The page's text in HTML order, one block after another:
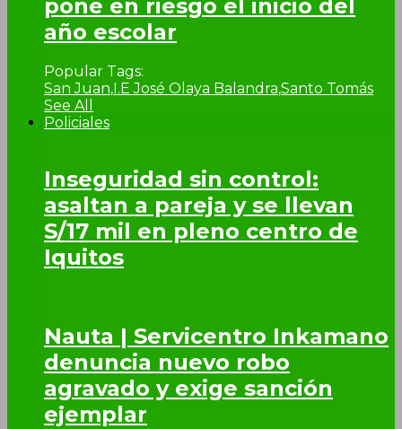
pone en riesgo el inicio del
año escolar
Popular Tags:
San Juan, I.E José Olaya Balandra,Santo Tomás
See All
Policiales
Inseguridad sin control:
asaltan a pareja y se llevan
S/17 mil en pleno centro de
Iquitos
Nauta | Servicentro Inkamano
denuncia nuevo robo
agravado y exige sanción
ejemplar